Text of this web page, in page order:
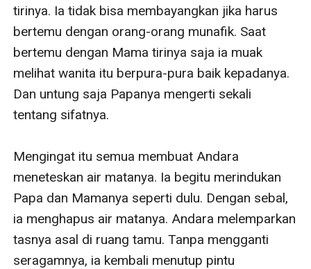
tirinya. Ia tidak bisa membayangkan jika harus
bertemu dengan orang-orang munafik. Saat
bertemu dengan Mama tirinya saja ia muak
melihat wanita itu berpura-pura baik kepadanya.
Dan untung saja Papanya mengerti sekali
tentang sifatnya.
Mengingat itu semua membuat Andara
meneteskan air matanya. Ia begitu merindukan
Papa dan Mamanya seperti dulu. Dengan sebal,
ia menghapus air matanya. Andara melemparkan
tasnya asal di ruang tamu. Tanpa mengganti
seragamnya, ia kembali menutup pintu